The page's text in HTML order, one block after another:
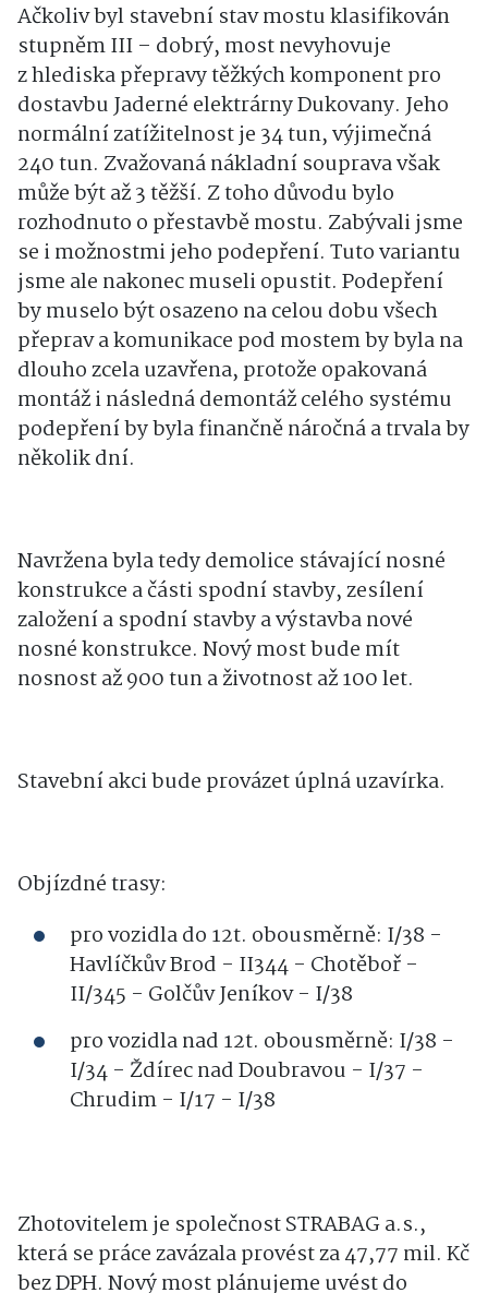
Ačkoliv byl stavební stav mostu klasifikován
stupněm III – dobrý, most nevyhovuje
z hlediska přepravy těžkých komponent pro
dostavbu Jaderné elektrárny Dukovany. Jeho
normální zatížitelnost je 34 tun, výjimečná
240 tun. Zvažovaná nákladní souprava však
může být až 3 těžší. Z toho důvodu bylo
rozhodnuto o přestavbě mostu. Zabývali jsme
se i možnostmi jeho podepření. Tuto variantu
jsme ale nakonec museli opustit. Podepření
by muselo být osazeno na celou dobu všech
přeprav a komunikace pod mostem by byla na
dlouho zcela uzavřena, protože opakovaná
montáž i následná demontáž celého systému
podepření by byla finančně náročná a trvala by
několik dní.
Navržena byla tedy demolice stávající nosné
konstrukce a části spodní stavby, zesílení
založení a spodní stavby a výstavba nové
nosné konstrukce. Nový most bude mít
nosnost až 900 tun a životnost až 100 let.
Stavební akci bude provázet úplná uzavírka.
Objízdné trasy:
pro vozidla do 12t. obousměrně: I/38 -
Havlíčkův Brod - II344 - Chotěboř -
II/345 - Golčův Jeníkov - I/38
pro vozidla nad 12t. obousměrně: I/38 -
I/34 - Ždírec nad Doubravou - I/37 -
Chrudim - I/17 - I/38
Zhotovitelem je společnost STRABAG a.s.,
která se práce zavázala provést za 47,77 mil. Kč
bez DPH. Nový most plánujeme uvést do